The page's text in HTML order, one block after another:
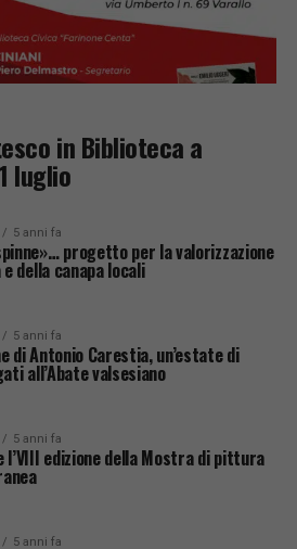
in Biblioteca a
luglio
5 anni fa
progetto per la valorizzazione
della canapa locali
5 anni fa
di Antonio Carestia, un’estate di
all’Abate valsesiano
5 anni fa
l’VIII edizione della Mostra di pittura
5 anni fa